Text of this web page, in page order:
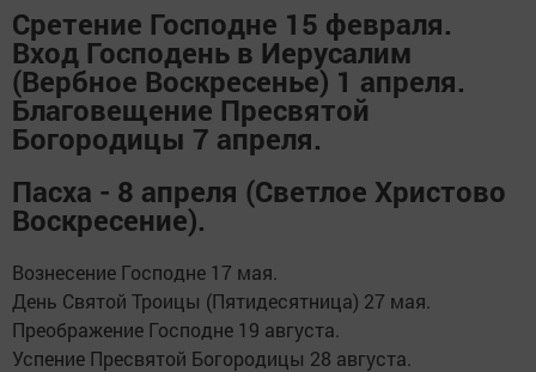
Сретение Господне 15 февраля.
Вход Господень в Иерусалим
(Вербное Воскресенье) 1 апреля.
Благовещение Пресвятой
Богородицы 7 апреля.
Пасха - 8 апреля (Светлое Христово
Воскресение).
Вознесение Господне 17 мая.
День Святой Троицы (Пятидесятница) 27 мая.
Преображение Господне 19 августа.
Успение Пресвятой Богородицы 28 августа.